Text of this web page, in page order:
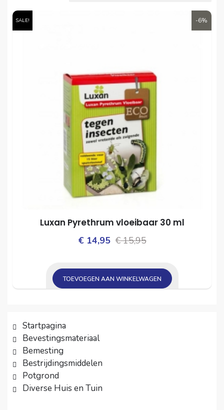
-6%
SALE!
Luxan Pyrethrum vloeibaar 30 ml
€15,95Oorspronkelijke
was:
€ 15,95.
€14,95
Huidige
is:
€ 14,95.
TOEVOEGEN AAN WINKELWAGEN
Startpagina
Bevestingsmateriaal
Bemesting
Bestrijdingsmiddelen
Potgrond
Diverse Huis en Tuin